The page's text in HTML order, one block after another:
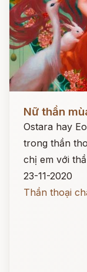
Nữ thần
Ostara hay
trong thần
chị em với
23-11-2020
Thần thoại